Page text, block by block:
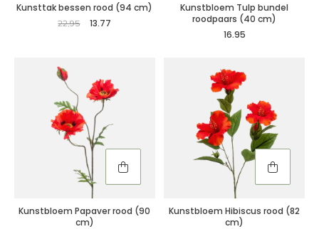
Kunsttak bessen rood (94 cm)
22,95 13.77
Kunstbloem Tulp bundel
roodpaars (40 cm)
16.95
Kunstbloem Papaver rood (90
cm)
Kunstbloem Hibiscus rood (82
cm)